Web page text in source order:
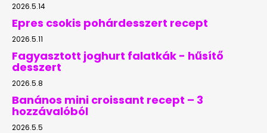
2026.5.14
Epres csokis pohárdesszert recept
2026.5.11
Fagyasztott joghurt falatkák - hűsítő
desszert
2026.5.8
Banános mini croissant recept – 3
hozzávalóból
2026.5.5